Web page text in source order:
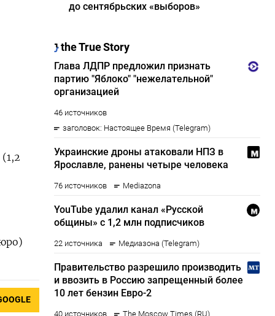
до сентябрьских «выборов»